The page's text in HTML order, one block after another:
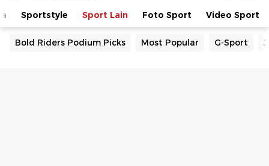
Sportstyle Sport Lain Foto Sport Video Sport
Bold Riders Podium Picks Most Popular G-Sport